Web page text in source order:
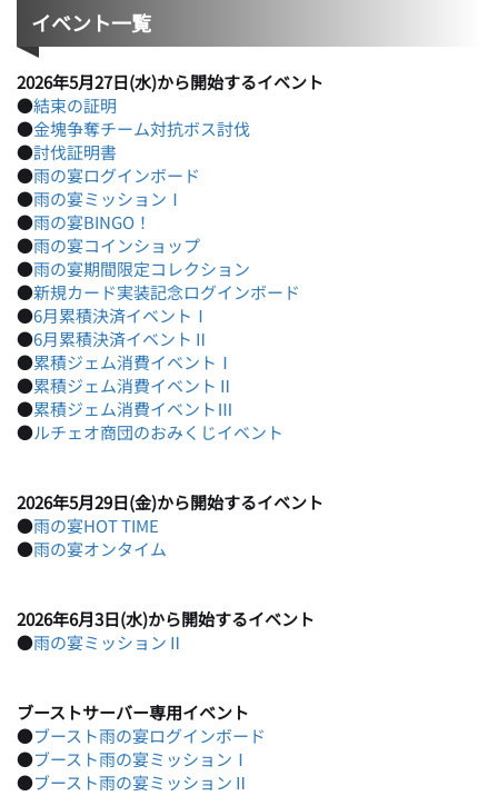
イベント一覧
2026年5月27日(水)から開始するイベント
●結束の証明
●金塊争奪チーム対抗ボス討伐
●討伐証明書
●雨の宴ログインボード
●雨の宴ミッションⅠ
●雨の宴BINGO！
●雨の宴コインショップ
●雨の宴期間限定コレクション
●新規カード実装記念ログインボード
●6月累積決済イベントⅠ
●6月累積決済イベントⅡ
●累積ジェム消費イベントⅠ
●累積ジェム消費イベントⅡ
●累積ジェム消費イベントⅢ
●ルチェオ商団のおみくじイベント
2026年5月29日(金)から開始するイベント
●雨の宴HOT TIME
●雨の宴オンタイム
2026年6月3日(水)から開始するイベント
●雨の宴ミッションⅡ
ブーストサーバー専用イベント
●ブースト雨の宴ログインボード
●ブースト雨の宴ミッションⅠ
●ブースト雨の宴ミッションⅡ